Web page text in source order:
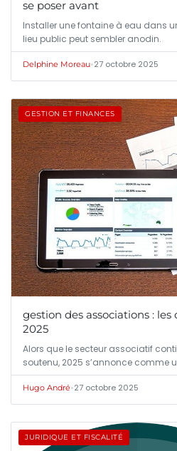
se poser avant
Installer une fontaine à eau dans
lieu public peut sembler anodin.
Delphine Moreau•27 octobre 2025
GESTION ET FINANCES
gestion des associations : les
2025
Alors que le secteur associatif
soutenu, 2025 s’annonce comme
Hugo André•27 octobre 2025
JURIDIQUE ET FISCALITÉ